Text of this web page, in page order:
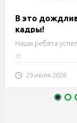
В это
кадры!
Наши ребята
⚽️
29 июля 2026